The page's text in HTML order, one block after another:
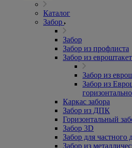
Каталог
Забор
Забор
Забор из профлиста
Забор из
Забор из
Забор из
Каркас забора
Забор из ДПК
Горизонтальный
Забор 3D
Забор для частного
Забор из